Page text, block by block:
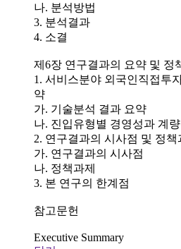
나. 분석방법
3. 분석결과
4. 소결
제6장 연구결과의 요약 및 정
1. 서비스분야 외국인직접투
약
가. 기술분석 결과 요약
나. 진입유형별 경영성과 계
2. 연구결과의 시사점 및 정책
가. 연구결과의 시사점
나. 정책과제
3. 본 연구의 한계점
참고문헌
Executive Summary